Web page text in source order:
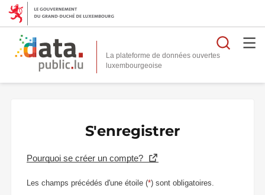
La plateforme de données ouvertes
S'enregistrer
Pourquoi se créer un compte?
Les champs précédés d'une étoile (*) sont obligatoires.